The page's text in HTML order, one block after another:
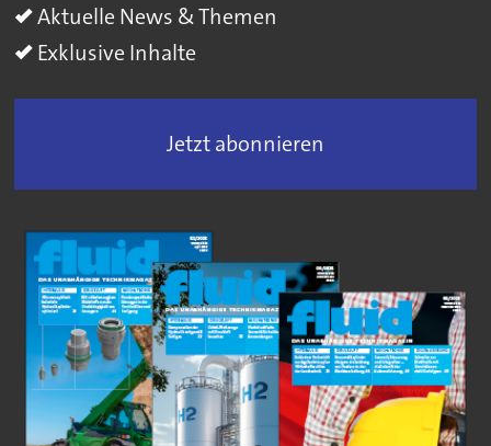
Aktuelle News & Themen
Exklusive Inhalte
Jetzt abonnieren